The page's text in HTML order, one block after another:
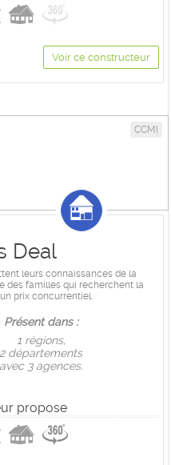
Voir ce constructeur
CCMI
Deal
leurs connaissances de la
des familles qui recherchent la
prix concurrentiel.
Présent dans :
1 règions,
2 départements
avec 3 agences.
propose